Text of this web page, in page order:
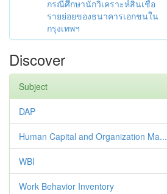
กรณีศึกษานักวิเคราะห์สินเชื่อ
รายย่อยของธนาคารเอกชนใน
กรุงเทพฯ
Discover
Subject
DAP
Human Capital and Organization Ma...
WBI
Work Behavior Inventory